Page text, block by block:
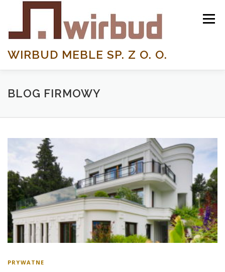
Przeskocz do treści
WIRBUD MEBLE SP. Z O. O.
Menu
STRONA GŁÓWNA BLOG FIRMOWY
BLOG FIRMOWY
blog firmowy
PRYWATNE